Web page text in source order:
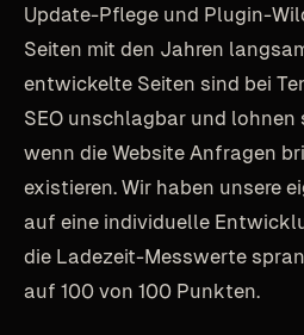
Update-Pflege und Plugin-
Seiten mit den Jahren
entwickelte Seiten sind bei
SEO unschlagbar und lohnen
wenn die Website Anfragen
existieren. Wir haben unsere
auf eine individuelle
die Ladezeit-Messwerte
auf 100 von 100 Punkten.